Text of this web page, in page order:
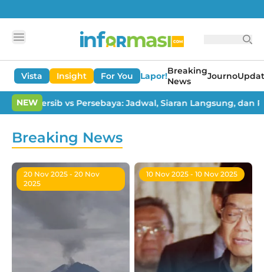
Vista Insight For You Lapor!Breaking
News
Journo
NEW
Persib vs Persebaya: Jadwal, Siaran Langsung, dan
Breaking News
20 Nov 2025 - 20 Nov
2025
10 Nov 2025 - 10 Nov 2025